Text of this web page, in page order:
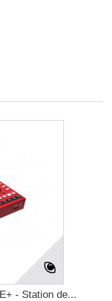
- Station de...